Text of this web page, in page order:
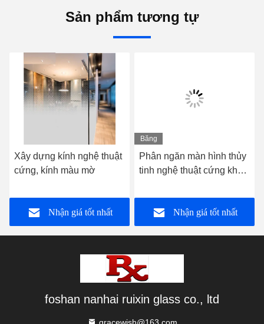
Sản phẩm tương tự
Xây dựng kính nghệ thuật
cứng, kính màu mờ
Nhận giá tốt nhất
Băng
hình
Phân ngăn màn hình thủy
tinh nghệ thuật cứng khắc
Nhận giá tốt nhất
foshan nanhai ruixin glass co., ltd